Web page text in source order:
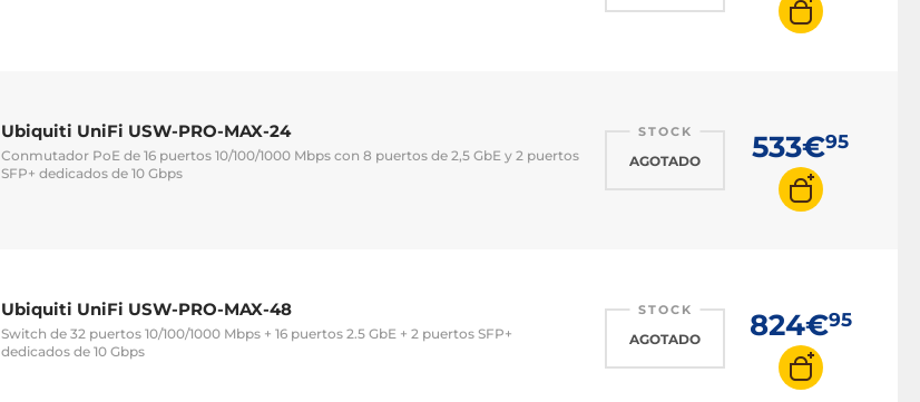
Ubiquiti UniFi USW-PRO-MAX-24
Conmutador PoE de 16 puertos 10/100/1000 Mbps con 8 puertos de 2,5 GbE y 2 puertos
SFP+ dedicados de 10 Gbps
STOCK
AGOTADO 533€95
Ubiquiti UniFi USW-PRO-MAX-48
Switch de 32 puertos 10/100/1000 Mbps + 16 puertos 2.5 GbE + 2 puertos SFP+
dedicados de 10 Gbps
STOCK
AGOTADO 824€95